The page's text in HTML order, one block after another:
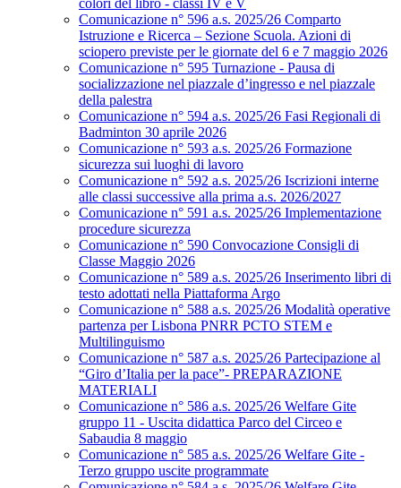
colori del libro - classi IV e V
Comunicazione n° 596 a.s. 2025/26 Comparto
Istruzione e Ricerca – Sezione Scuola. Azioni di
sciopero previste per le giornate del 6 e 7 maggio 2026
Comunicazione n° 595 Turnazione - Pausa di
socializzazione nel piazzale d’ingresso e nel piazzale
della palestra
Comunicazione n° 594 a.s. 2025/26 Fasi Regionali di
Badminton 30 aprile 2026
Comunicazione n° 593 a.s. 2025/26 Formazione
sicurezza sui luoghi di lavoro
Comunicazione n° 592 a.s. 2025/26 Iscrizioni interne
alle classi successive alla prima a.s. 2026/2027
Comunicazione n° 591 a.s. 2025/26 Implementazione
procedure sicurezza
Comunicazione n° 590 Convocazione Consigli di
Classe Maggio 2026
Comunicazione n° 589 a.s. 2025/26 Inserimento libri di
testo adottati nella Piattaforma Argo
Comunicazione n° 588 a.s. 2025/26 Modalità operative
partenza per Lisbona PNRR PCTO STEM e
Multilinguismo
Comunicazione n° 587 a.s. 2025/26 Partecipazione al
“Giro d’Italia per la pace”- PREPARAZIONE
MATERIALI
Comunicazione n° 586 a.s. 2025/26 Welfare Gite
gruppo 11 - Uscita didattica Parco del Circeo e
Sabaudia 8 maggio
Comunicazione n° 585 a.s. 2025/26 Welfare Gite -
Terzo gruppo uscite programmate